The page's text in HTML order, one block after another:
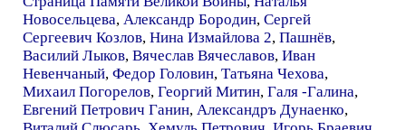
Новосельцева, Александр Бородин, Сергей
Сергеевич Козлов, Нина Измайлова 2, Пашнёв,
Василий Лыков, Вячеслав Вячеславов, Иван
Невенчаный, Федор Головин, Татьяна Чехова,
Михаил Погорелов, Георгий Митин, Галя -Галина,
Евгений Петрович Ганин, Александръ Дунаенко,